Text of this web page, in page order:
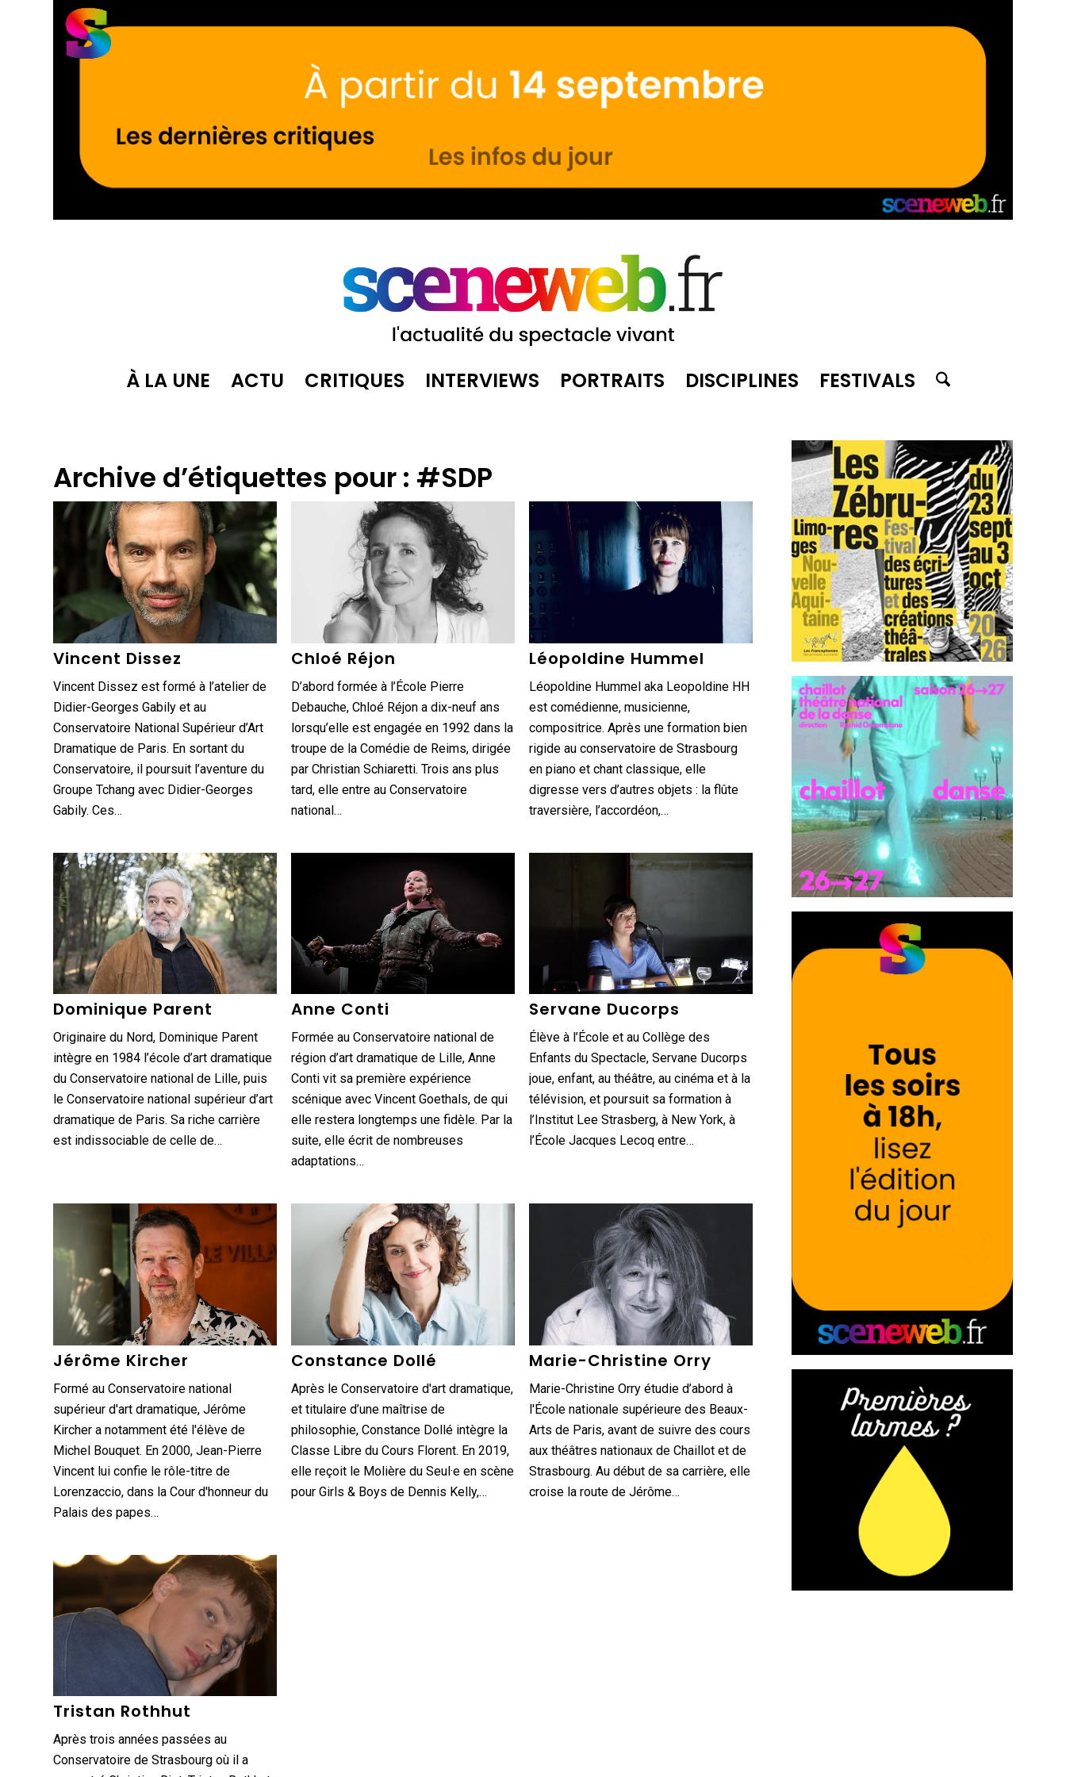
À LA UNE ACTU CRITIQUES INTERVIEWS PORTRAITS DISCIPLINES FESTIVALS
Archive d’étiquettes pour : #SDP
Vincent Dissez
Vincent Dissez est formé à l’atelier de
Didier-Georges Gabily et au
Conservatoire National Supérieur d’Art
Dramatique de Paris. En sortant du
Conservatoire, il poursuit l’aventure du
Groupe Tchang avec Didier-Georges
Gabily. Ces…
Chloé Réjon
D’abord formée à l’École Pierre
Debauche, Chloé Réjon a dix-neuf ans
lorsqu’elle est engagée en 1992 dans la
troupe de la Comédie de Reims, dirigée
par Christian Schiaretti. Trois ans plus
tard, elle entre au Conservatoire
national…
Léopoldine Hummel
Léopoldine Hummel aka Leopoldine HH
est comédienne, musicienne,
compositrice. Après une formation bien
rigide au conservatoire de Strasbourg
en piano et chant classique, elle
digresse vers d’autres objets : la flûte
traversière, l’accordéon,…
Dominique Parent
Originaire du Nord, Dominique Parent
intègre en 1984 l’école d’art dramatique
du Conservatoire national de Lille, puis
le Conservatoire national supérieur d’art
dramatique de Paris. Sa riche carrière
est indissociable de celle de…
Anne Conti
Formée au Conservatoire national de
région d’art dramatique de Lille, Anne
Conti vit sa première expérience
scénique avec Vincent Goethals, de qui
elle restera longtemps une fidèle. Par la
suite, elle écrit de nombreuses
adaptations…
Servane Ducorps
Élève à l’École et au Collège des
Enfants du Spectacle, Servane Ducorps
joue, enfant, au théâtre, au cinéma et à la
télévision, et poursuit sa formation à
l’Institut Lee Strasberg, à New York, à
l’École Jacques Lecoq entre…
Jérôme Kircher
Formé au Conservatoire national
supérieur d'art dramatique, Jérôme
Kircher a notamment été l'élève de
Michel Bouquet. En 2000, Jean-Pierre
Vincent lui confie le rôle-titre de
Lorenzaccio, dans la Cour d'honneur du
Palais des papes…
Constance Dollé
Après le Conservatoire d'art dramatique,
et titulaire d’une maîtrise de
philosophie, Constance Dollé intègre la
Classe Libre du Cours Florent. En 2019,
elle reçoit le Molière du Seul·e en scène
pour Girls & Boys de Dennis Kelly,…
Marie-Christine Orry
Marie-Christine Orry étudie d’abord à
l'École nationale supérieure des Beaux-
Arts de Paris, avant de suivre des cours
aux théâtres nationaux de Chaillot et de
Strasbourg. Au début de sa carrière, elle
croise la route de Jérôme…
Tristan Rothhut
Après trois années passées au
Conservatoire de Strasbourg où il a